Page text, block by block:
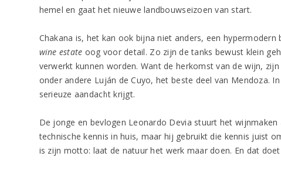
hemel en gaat het nieuwe landbouwseizoen van start.
Chakana is, het kan ook bijna niet anders, een
wine estate oog voor detail. Zo zijn de tanks bewust klein
verwerkt kunnen worden. Want de herkomst van de wijn,
onder andere Luján de Cuyo, het beste deel van Mendoza.
serieuze aandacht krijgt.
De jonge en bevlogen Leonardo Devia stuurt het
technische kennis in huis, maar hij gebruikt die kennis juist
is zijn motto: laat de natuur het werk maar doen. En dat